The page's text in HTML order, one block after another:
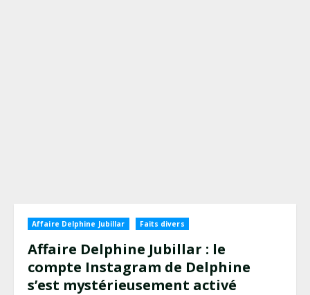
Affaire Delphine Jubillar Faits divers
Affaire Delphine Jubillar : le
compte Instagram de Delphine
s’est mystérieusement activé